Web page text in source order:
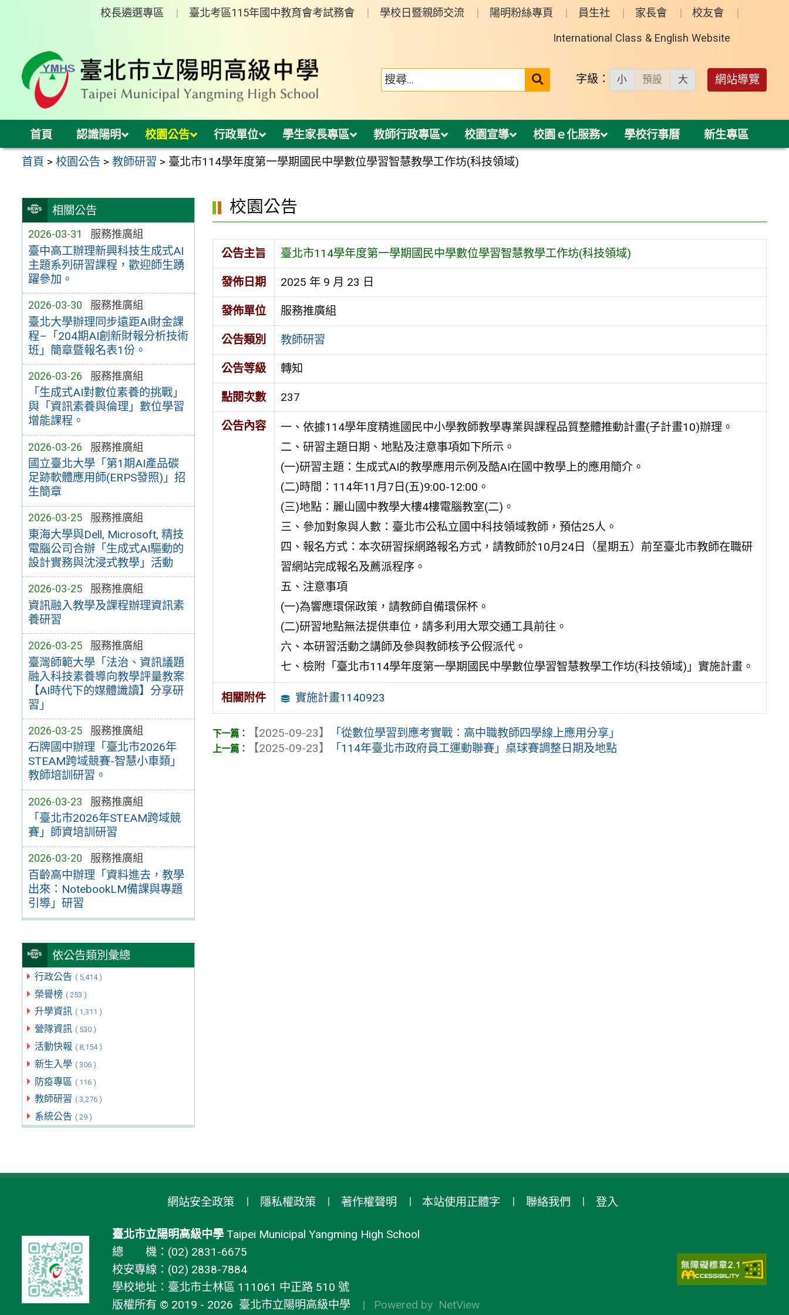
校長遴選專區 臺北考區115年國中教育會考試務會 學校日暨親師交流 陽明粉絲專頁 員生社 家長會 校友會
International Class & English Website
送出 字級： 小 預設 大 網站導覽
首頁 認識陽明 校園公告 行政單位 學生家長專區 教師行政專區 校園宣導 校園ｅ化服務 學校行事曆 新生專區
首頁 >校園公告 >教師研習 > 臺北市114學年度第一學期國民中學數位學習智慧教學工作坊(科技領域)
相關公告
2026-03-31 服務推廣組
臺中高工辦理新興科技生成式AI
主題系列研習課程，歡迎師生踴
躍參加。
2026-03-30 服務推廣組
臺北大學辦理同步遠距AI財金課
程–「204期AI創新財報分析技術
班」簡章暨報名表1份。
2026-03-26 服務推廣組
「生成式AI對數位素養的挑戰」
與「資訊素養與倫理」數位學習
增能課程。
2026-03-26 服務推廣組
國立臺北大學「第1期AI產品碳
足跡軟體應用師(ERPS發照)」招
生簡章
2026-03-25 服務推廣組
東海大學與Dell, Microsoft, 精技
電腦公司合辦「生成式AI驅動的
設計實務與沈浸式教學」活動
2026-03-25 服務推廣組
資訊融入教學及課程辦理資訊素
養研習
2026-03-25 服務推廣組
臺灣師範大學「法治、資訊議題
融入科技素養導向教學評量教案
【AI時代下的媒體識讀】分享研
習」
2026-03-25 服務推廣組
石牌國中辦理「臺北市2026年
STEAM跨域競賽-智慧小車類」
教師培訓研習。
2026-03-23 服務推廣組
「臺北市2026年STEAM跨域競
賽」師資培訓研習
2026-03-20 服務推廣組
百齡高中辦理「資料進去，教學
出來：NotebookLM備課與專題
引導」研習
依公告類別彙總
行政公告 ( 5,414 )
榮譽榜 ( 253 )
升學資訊 ( 1,311 )
營隊資訊 ( 530 )
活動快報 ( 8,154 )
新生入學 ( 306 )
防疫專區 ( 116 )
教師研習 ( 3,276 )
系統公告 ( 29 )
校園公告
公告主旨 臺北市114學年度第一學期國民中學數位學習智慧教學工作坊(科技領域)
發佈日期 2025 年 9 月 23 日
發佈單位 服務推廣組
公告類別 教師研習
公告等級 轉知
點閱次數 237
公告內容
一、依據114學年度精進國民中小學教師教學專業與課程品質整體推動計畫(子計畫10)辦理。
二、研習主題日期、地點及注意事項如下所示。
(一)研習主題：生成式AI的教學應用示例及酷AI在國中教學上的應用簡介。
(二)時間：114年11月7日(五)9:00-12:00。
(三)地點：麗山國中教學大樓4樓電腦教室(二)。
三、參加對象與人數：臺北市公私立國中科技領域教師，預估25人。
四、報名方式：本次研習採網路報名方式，請教師於10月24日（星期五）前至臺北市教師在職研
習網站完成報名及薦派程序。
五、注意事項
(一)為響應環保政策，請教師自備環保杯。
(二)研習地點無法提供車位，請多利用大眾交通工具前往。
六、本研習活動之講師及參與教師核予公假派代。
七、檢附「臺北市114學年度第一學期國民中學數位學習智慧教學工作坊(科技領域)」實施計畫。
相關附件 實施計畫1140923
【2025-09-23】
「從數位學習到應考實戰：高中職教師四學線上應用分享」
【2025-09-23】
「114年臺北市政府員工運動聯賽」桌球賽調整日期及地點
網站安全政策 隱私權政策 著作權聲明 本站使用正體字 聯絡我們 登入
臺北市立陽明高級中學Taipei Municipal Yangming High School
總 機：(02) 2831-6675
校安專線：(02) 2838-7884
學校地址：臺北市士林區 111061 中正路 510 號
版權所有 © 2019 - 2026 臺北市立陽明高級中學 | Powered by NetView